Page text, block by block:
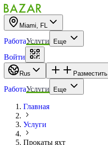
Miami, FL
РаботаУслуги Еще
Войти
Rus
РаботаУслуги Еще
Главная
Услуги
Прокаты яхт